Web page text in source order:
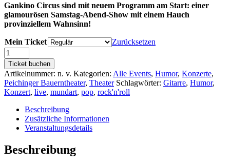
Gankino Circus sind mit neuem Programm am Start: einer
glamourösen Samstag-Abend-Show mit einem Hauch
provinziellem Wahnsinn!
Mein Ticket
Zurücksetzen
Gankino
Circus
-
Das
Gegenteil
von
Rock'n'Roll
Menge
Ticket buchen
Artikelnummer: n. v. Kategorien: Alle Events, Humor, Konzerte,
Peichinger Bauerntheater, Theater Schlagwörter: Gitarre, Humor,
Konzert, live, mundart, pop, rock'n'roll
Beschreibung
Zusätzliche Informationen
Veranstaltungsdetails
Beschreibung